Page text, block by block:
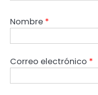
Nombre *
Correo electrónico *